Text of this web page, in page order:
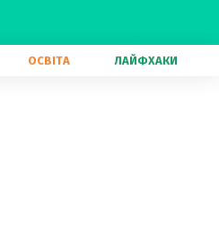
ОСВІТА ЛАЙФХАКИ